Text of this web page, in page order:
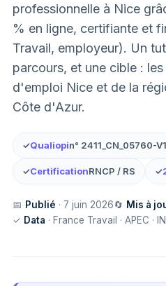
professionnelle à Nice
% en ligne, certifiante et
Travail, employeur). Un
parcours, et une cible :
d'emploi Nice et de la
Côte d'Azur.
✓Qualiopin° 2411_CN_05760-V1
✓CertificationRNCP / RS ✓
📅 Publié · 7 juin 2026🔄 Mis à
✓ Data · France Travail · APEC ·